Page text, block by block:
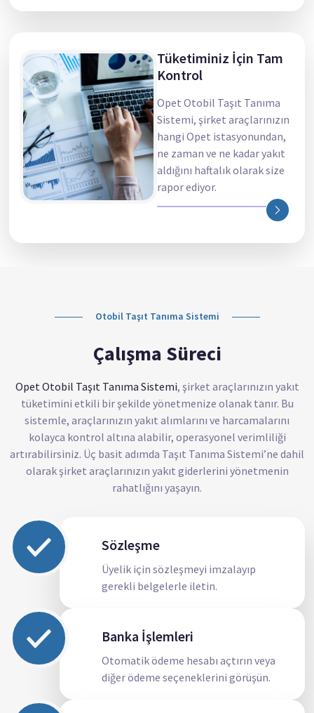
Tüketiminiz İçin Tam
Kontrol
Opet Otobil Taşıt Tanıma
Sistemi, şirket araçlarınızın
hangi Opet istasyonundan,
ne zaman ve ne kadar yakıt
aldığını haftalık olarak size
rapor ediyor.
Otobil Taşıt Tanıma Sistemi
Çalışma Süreci
Opet Otobil Taşıt Tanıma Sistemi, şirket araçlarınızın yakıt
tüketimini etkili bir şekilde yönetmenize olanak tanır. Bu
sistemle, araçlarınızın yakıt alımlarını ve harcamalarını
kolayca kontrol altına alabilir, operasyonel verimliliği
artırabilirsiniz. Üç basit adımda Taşıt Tanıma Sistemi’ne dahil
olarak şirket araçlarınızın yakıt giderlerini yönetmenin
rahatlığını yaşayın.
Sözleşme
Üyelik için sözleşmeyi imzalayıp
gerekli belgelerle iletin.
Banka İşlemleri
Otomatik ödeme hesabı açtırın veya
diğer ödeme seçeneklerini görüşün.